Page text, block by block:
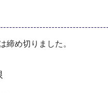
締め切りました。